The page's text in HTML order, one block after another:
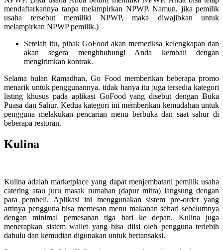
mendaftarkannya tanpa melampirkan NPWP. Namun, jika pemilik
usaha tersebut memiliki NPWP, maka diwajibkan untuk
melampirkan NPWP pemilik.)
Setelah itu, pihak GoFood akan memeriksa kelengkapan dan
akan segera menghhubungi Anda kembali dengan
mengirimkan kontrak.
Selama bulan Ramadhan, Go Food memberikan beberapa promo
menarik untuk penggunannya. tidak hanya itu juga tersedia kategori
listing khusus pada aplikasi GoFood yang disebut dengan Buka
Puasa dan Sahur. Kedua kategori ini memberikan kemudahan untuk
pengguna melakukan pencarian menu berbuka dan saat sahur di
beberapa restoran.
Kulina
Kulina adalah marketplace yang dapat menjembatani pemilik usaha
catering atau juru masak rumahan (dapur mitra) langsung dengan
para pembeli. Aplikasi ini menggunakan sistem pre-order yang
artinya pengguna bisa memesan menu makanan sehari sebelumnya
dengan minimal pemesanan tiga hari ke depan. Kulina juga
menerapkan sistem wallet yang bisa diisi oleh pengguna terlebih
dahulu dan kemudian digunakan untuk bertansaksi.